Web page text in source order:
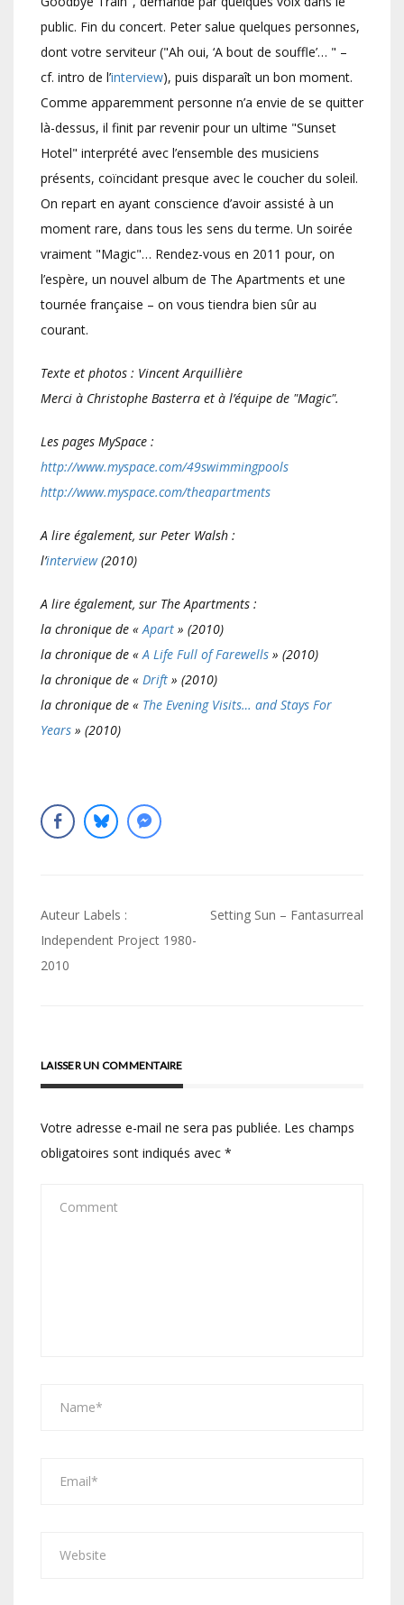
public. Fin du concert. Peter salue quelques personnes,
dont votre serviteur ("Ah oui, ‘A bout de souffle’… " –
cf. intro de l’interview), puis disparaît un bon moment.
Comme apparemment personne n’a envie de se quitter
là-dessus, il finit par revenir pour un ultime "Sunset
Hotel" interprété avec l’ensemble des musiciens
présents, coïncidant presque avec le coucher du soleil.
On repart en ayant conscience d’avoir assisté à un
moment rare, dans tous les sens du terme. Un soirée
vraiment "Magic"… Rendez-vous en 2011 pour, on
l’espère, un nouvel album de The Apartments et une
tournée française – on vous tiendra bien sûr au
courant.
Texte et photos : Vincent Arquillière
Merci à Christophe Basterra et à l’équipe de "Magic".
Les pages MySpace :
http://www.myspace.com/49swimmingpools
http://www.myspace.com/theapartments
A lire également, sur Peter Walsh :
l’interview(2010)
A lire également, sur The Apartments :
la chronique de «Apart » (2010)
la chronique de «A Life Full of Farewells » (2010)
la chronique de « Drift » (2010)
la chronique de « The Evening Visits… and Stays For
Years » (2010)
Navigation
de
l’article
Auteur Labels :
Independent Project 1980-
2010
Setting Sun – Fantasurreal
LAISSER UN COMMENTAIRE
Votre adresse e-mail ne sera pas publiée. Les champs
obligatoires sont indiqués avec *